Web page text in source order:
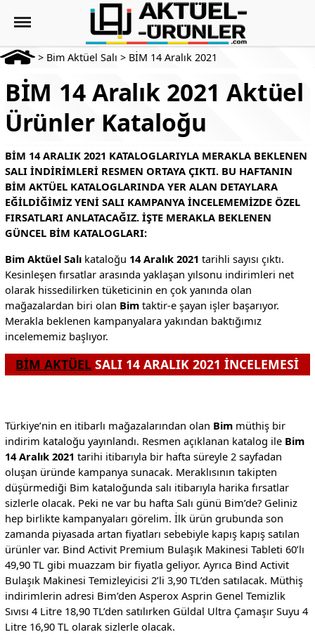
> Bim Aktüel Salı > BİM 14 Aralık 2021
BİM 14 Aralık 2021 Aktüel
Ürünler Kataloğu
BIM 14 ARALIK 2021 KATALOGLARIYLA MERAKLA BEKLENEN
SALI INDIRIMLERI RESMEN ORTAYA ÇIKTI. BU HAFTANIN
BIM AKTÜEL KATALOGLARINDA YER ALAN DETAYLARA
EĞILDIĞIMIZ YENI SALI KAMPANYA INCELEMEMIZDE ÖZEL
FIRSATLARI ANLATACAĞIZ. İŞTE MERAKLA BEKLENEN
GÜNCEL BIM KATALOGLARI:
Bim Aktüel Salıkataloğu 14 Aralık 2021 tarihli sayısı çıktı.
Kesinleşen fırsatlar arasında yaklaşan yılsonu indirimleri net
olarak hissedilirken tüketicinin en çok yanında olan
mağazalardan biri olan Bimtaktir-e şayan işler başarıyor.
Merakla beklenen kampanyalara yakından baktığımız
incelememiz başlıyor.
BİM AKTÜEL SALI 14 ARALIK 2021 İNCELEMESİ
Türkiye’nin en itibarlı mağazalarından olan Bimmüthiş bir
indirim kataloğu yayınlandı. Resmen açıklanan katalog ile Bim
14 Aralık 2021 tarihi itibarıyla bir hafta süreyle 2 sayfadan
oluşan üründe kampanya sunacak. Meraklısının takipten
düşürmediği Bim kataloğunda salı itibarıyla harika fırsatlar
sizlerle olacak. Peki ne var bu hafta Salı günü Bim’de? Geliniz
hep birlikte kampanyaları görelim. İlk ürün grubunda son
zamanda piyasada artan fiyatları sebebiyle kapış kapış satılan
ürünler var. Bind Activit Premium Bulaşık Makinesi Tableti 60’lı
49,90 TL gibi muazzam bir fiyatla geliyor. Ayrıca Bind Activit
Bulaşık Makinesi Temizleyicisi 2’li 3,90 TL’den satılacak. Müthiş
indirimlerin adresi Bim’den Asperox Asprin Genel Temizlik
Sıvısı 4 Litre 18,90 TL’den satılırken Güldal Ultra Çamaşır Suyu 4
Litre 16,90 TL olarak sizlerle olacak.